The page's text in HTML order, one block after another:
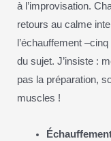
à l’improvisation.
retours au calme
l’échauffement
du sujet. J’insiste :
pas la préparation,
muscles !